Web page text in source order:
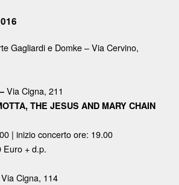
Gagliardi e Domke – Via Cervino,
Via Cigna, 211
THE JESUS AND MARY CHAIN
| inizio concerto ore: 19.00
Euro + d.p.
Cigna, 114